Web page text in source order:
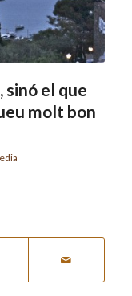
sinó el que
molt bon